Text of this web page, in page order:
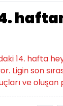
14. hafta
Ligin son
ve oluşan